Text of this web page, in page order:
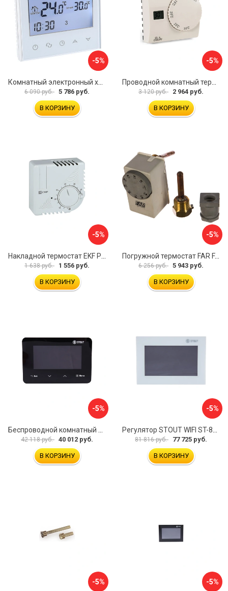
-5%
6 090 руб. 5 786 руб.
В КОРЗИНУ
-5%
3 120 руб. 2 964 руб.
В КОРЗИНУ
-5%
1 638 руб. 1 556 руб.
В КОРЗИНУ
-5%
Погружной термостат FAR FA 7950
6 256 руб. 5 943 руб.
В КОРЗИНУ
-5%
42 118 руб. 40 012 руб.
В КОРЗИНУ
-5%
81 816 руб. 77 725 руб.
В КОРЗИНУ
-5% -5%